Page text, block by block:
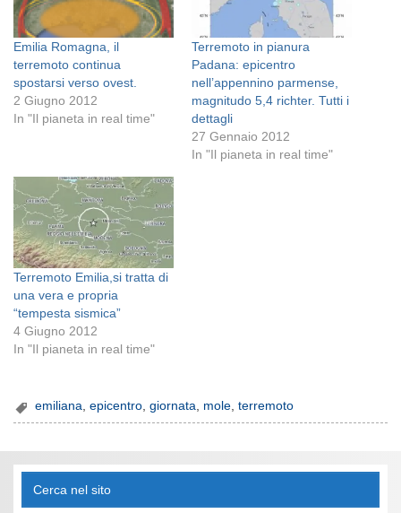
Emilia Romagna, il
terremoto continua
spostarsi verso ovest.
2 Giugno 2012
In "Il pianeta in real time"
Terremoto in pianura
Padana: epicentro
nell’appennino parmense,
magnitudo 5,4 richter. Tutti i
dettagli
27 Gennaio 2012
In "Il pianeta in real time"
Terremoto Emilia,si tratta di
una vera e propria
“tempesta sismica”
4 Giugno 2012
In "Il pianeta in real time"
emiliana,epicentro,giornata, mole,terremoto
Cerca nel sito